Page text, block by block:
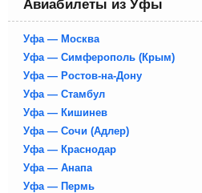
Авиабилеты из Уфы
Уфа — Москва
Уфа — Симферополь (Крым)
Уфа — Ростов-на-Дону
Уфа — Стамбул
Уфа — Кишинев
Уфа — Сочи (Адлер)
Уфа — Краснодар
Уфа — Анапа
Уфа — Пермь